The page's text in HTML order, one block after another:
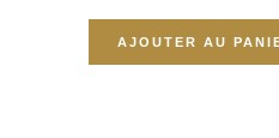
quantité
de
AJOUTER AU